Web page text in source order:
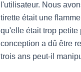
l'utilisateur. Nous
tirette était une
qu'elle était trop petite
conception a dû être
trois ans peut-il